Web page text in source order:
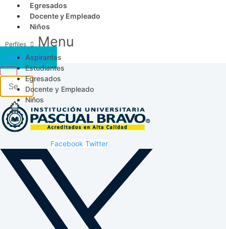
Egresados
Docente y Empleado
Niños
Menu
Aspirantes
Estudiantes
Egresados
Docente y Empleado
Niños
Acceso SICAU
Facebook Twitter